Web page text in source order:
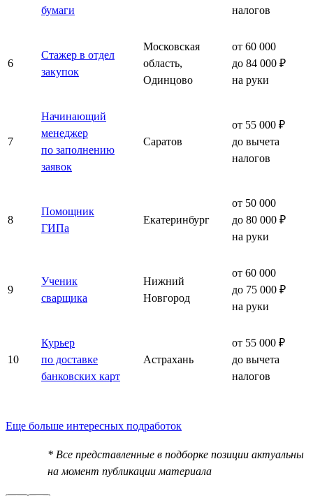
бумаги
налогов
6
Стажер в отдел
закупок
Московская
область,
Одинцово
от 60 000
до 84 000 ₽
на руки
7
Начинающий
менеджер
по заполнению
заявок
Саратов
от 55 000 ₽
до вычета
налогов
8
Помощник
ГИПа
Екатеринбург
от 50 000
до 80 000 ₽
на руки
9
Ученик
сварщика
Нижний
Новгород
от 60 000
до 75 000 ₽
на руки
10
Курьер
по доставке
банковских карт
Астрахань
от 55 000 ₽
до вычета
налогов
Еще больше интересных подработок
* Все представленные в подборке позиции актуальны
на момент публикации материала